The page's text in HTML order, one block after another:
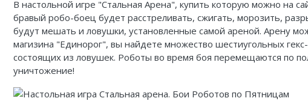
В настольной игре "Стальная Арена", купить которую можно на
бравый робо-боец будет расстреливать, сжигать, морозить,
будут мешать и ловушки, установленные самой ареной. Арену
магизина "Единорог", вы найдете множество шестиугольных
состоящих из ловушек. Роботы во время боя перемещаются по
уничтожение!